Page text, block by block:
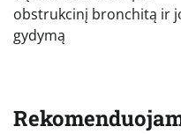
įrašų
obstrukcinį bronchitą ir
gydymą